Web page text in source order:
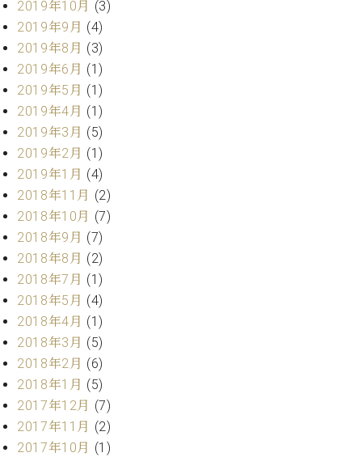
W.
ホ
フ
マ
ン
プ
ロ
フ
ェ
シ
ョ
ナ
ル
W.
ホ
フ
マ
ン
ト
ラ
デ
(PDF)
お
問
い
合
せ
本
社
：
八
王
子
・
技
営
業
セ
タ
ー
2019年10月 (3)
2019年9月 (4)
2019年8月 (3)
2019年6月 (1)
2019年5月 (1)
2019年4月 (1)
2019年3月 (5)
2019年2月 (1)
2019年1月 (4)
2018年11月 (2)
2018年10月 (7)
2018年9月 (7)
2018年8月 (2)
2018年7月 (1)
2018年5月 (4)
2018年4月 (1)
2018年3月 (5)
2018年2月 (6)
2018年1月 (5)
2017年12月 (7)
2017年11月 (2)
2017年10月 (1)